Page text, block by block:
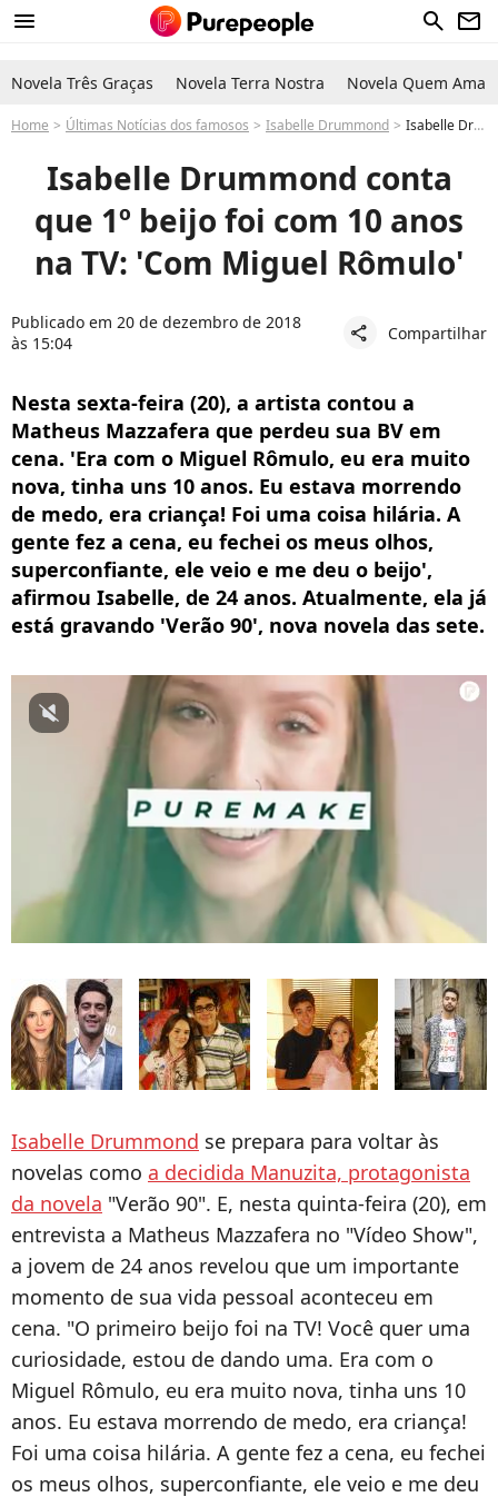
menu search newsletter
Novela Três Graças Novela Terra Nostra Novela Quem Ama
Home Últimas Notícias dos famosos Isabelle Drummond Isabelle Drummond deu 1º beijo aos 10 anos na TV: 'Com Miguel Rômulo'
Isabelle Drummond conta
que 1º beijo foi com 10 anos
na TV: 'Com Miguel Rômulo'
Publicado em 20 de dezembro de 2018
às 15:04
share Compartilhar
Nesta sexta-feira (20), a artista contou a
Matheus Mazzafera que perdeu sua BV em
cena. 'Era com o Miguel Rômulo, eu era muito
nova, tinha uns 10 anos. Eu estava morrendo
de medo, era criança! Foi uma coisa hilária. A
gente fez a cena, eu fechei os meus olhos,
superconfiante, ele veio e me deu o beijo',
afirmou Isabelle, de 24 anos. Atualmente, ela já
está gravando 'Verão 90', nova novela das sete.
Isabelle Drummond se prepara para voltar às
novelas como a decidida Manuzita, protagonista
da novela "Verão 90". E, nesta quinta-feira (20), em
entrevista a Matheus Mazzafera no "Vídeo Show",
a jovem de 24 anos revelou que um importante
momento de sua vida pessoal aconteceu em
cena. "O primeiro beijo foi na TV! Você quer uma
curiosidade, estou de dando uma. Era com o
Miguel Rômulo, eu era muito nova, tinha uns 10
anos. Eu estava morrendo de medo, era criança!
Foi uma coisa hilária. A gente fez a cena, eu fechei
os meus olhos, superconfiante, ele veio e me deu